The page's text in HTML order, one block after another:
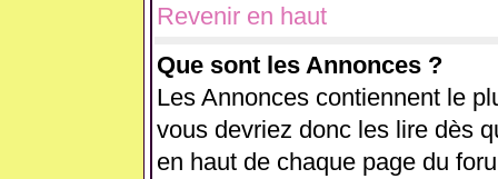
Revenir en haut
Que sont les Annonces ?
Les Annonces contiennent le
vous devriez donc les lire dès
en haut de chaque page du